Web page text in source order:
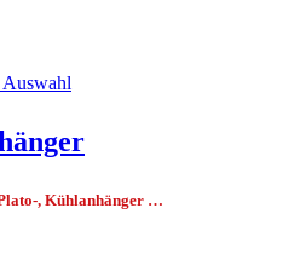
Auswahl
, Kühlanhänger …